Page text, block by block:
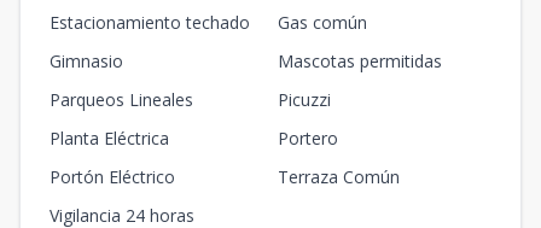
Estacionamiento techado
Gas común
Gimnasio
Mascotas permitidas
Parqueos Lineales
Picuzzi
Planta Eléctrica
Portero
Portón Eléctrico
Terraza Común
Vigilancia 24 horas